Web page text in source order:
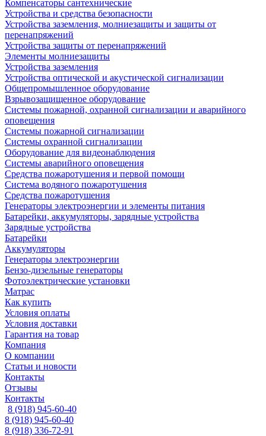
Компенсаторы сантехнические
Устройства и средства безопасности
Устройства заземления, молниезащиты и защиты от
перенапряжений
Устройства защиты от перенапряжений
Элементы молниезащиты
Устройства заземления
Устройства оптической и акустической сигнализации
Общепромышленное оборудование
Взрывозащищенное оборудование
Системы пожарной, охранной сигнализации и аварийного
оповещения
Системы пожарной сигнализации
Системы охранной сигнализации
Оборудование для видеонаблюдения
Системы аварийного оповещения
Средства пожаротушения и первой помощи
Система водяного пожаротушения
Средства пожаротушения
Генераторы электроэнергии и элементы питания
Батарейки, аккумуляторы, зарядные устройства
Зарядные устройства
Батарейки
Аккумуляторы
Генераторы электроэнергии
Бензо-дизельные генераторы
Фотоэлектрические установки
Матрас
Как купить
Условия оплаты
Условия доставки
Гарантия на товар
Компания
О компании
Статьи и новости
Контакты
Отзывы
Контакты
8 (918) 945-60-40
8 (918) 945-60-40
8 (918) 336-72-91